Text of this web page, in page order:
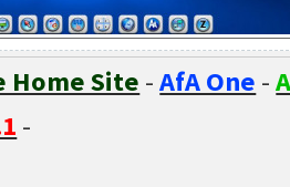
Home Site -AfA One -
-